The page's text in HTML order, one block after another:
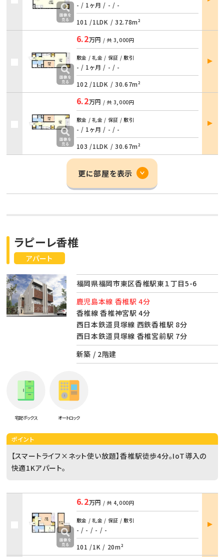
- / 1ヶ月 / - / -
101 /1LDK / 32.78m²
詳細
6.2万円 / 共 3,000円
敷金 / 礼金 / 保証 / 敷引
- / 1ヶ月 / - / -
102 /1LDK / 30.67m²
部屋
詳細
6.2万円 / 共 3,000円
敷金 / 礼金 / 保証 / 敷引
- / 1ヶ月 / - / -
103 /1LDK / 30.67m²
部屋
詳細
更に部屋を表示
アパート
ラピーレ香椎
福岡県福岡市東区香椎駅東１丁目5-6
鹿児島本線 香椎駅 4分
香椎線 香椎神宮駅 4分
西日本鉄道貝塚線 西鉄香椎駅 8分
西日本鉄道貝塚線 香椎宮前駅 7分
新築 / 2階建
宅配ボックス オートロック
ポイント
【スマートライフ×ネット使い放題】香椎駅徒歩4分。IoT導入の
快適1Kアパート。
6.2万円 / 共 4,000円
敷金 / 礼金 / 保証 / 敷引
- / - / - / -
101 /1K / 20m²
部屋
詳細